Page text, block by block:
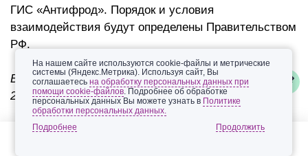
ГИС «Антифрод». Порядок и условия
взаимодействия будут определены Правительством
РФ.
Вступление поправки в силу планируется 1 марта
2027 г.
2. Право подать обращение в ГИС об акте
На нашем сайте используются cookie-файлы и метрические
системы (Яндекс.Метрика). Используя сайт, Вы
соглашаетесьна обработку персональных данных при
помощи cookie-файлов. Подробнее об обработке
персональных данных Вы можете узнать в Политике
обработки персональных данных.
Подробнее